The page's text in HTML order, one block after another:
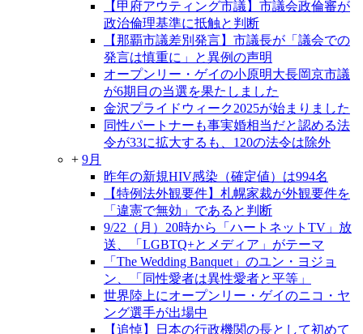
【甲府アウティング市議】市議会政倫審が
政治倫理基準に抵触と判断
【那覇市議差別発言】市議長が「議会での
発言は慎重に」と異例の声明
オープンリー・ゲイの小原明大長岡京市議
が6期目の当選を果たしました
金沢プライドウィーク2025が始まりました
同性パートナーも事実婚相当だと認める法
令が33に拡大するも、120の法令は除外
+ 9月
昨年の新規HIV感染（確定値）は994名
【特例法外観要件】札幌家裁が外観要件を
「違憲で無効」であると判断
9/22（月）20時から「ハートネットTV」放
送、「LGBTQ+とメディア」がテーマ
「The Wedding Banquet」のユン・ヨジョ
ン、「同性愛者は異性愛者と平等」
世界陸上にオープンリー・ゲイのニコ・ヤ
ング選手が出場中
【追悼】日本の行政機関の長として初めて